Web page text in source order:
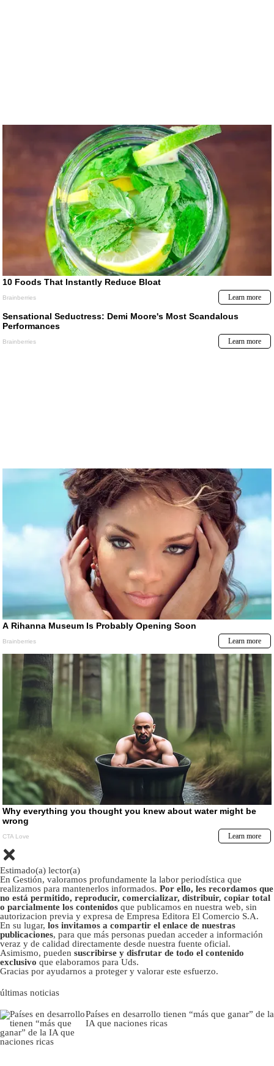
Estimado(a) lector(a)
En Gestión, valoramos profundamente la labor periodística que
realizamos para mantenerlos informados. Por ello, les recordamos que
no está permitido, reproducir, comercializar, distribuir, copiar total
o parcialmente los contenidos que publicamos en nuestra web, sin
autorizacion previa y expresa de Empresa Editora El Comercio S.A.
En su lugar, los invitamos a compartir el enlace de nuestras
publicaciones, para que más personas puedan acceder a información
veraz y de calidad directamente desde nuestra fuente oficial.
Asimismo, pueden suscribirse y disfrutar de todo el contenido
exclusivo que elaboramos para Uds.
Gracias por ayudarnos a proteger y valorar este esfuerzo.
últimas noticias
Países en desarrollo tienen “más que ganar” de la
IA que naciones ricas